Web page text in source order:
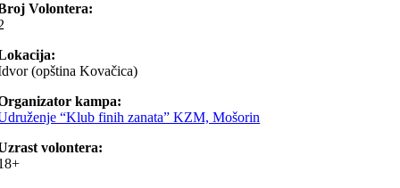
Volontera:
(opština Kovačica)
kampa:
“Klub finih zanata” KZM, Mošorin
volontera: